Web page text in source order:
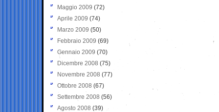
Maggio 2009 (72)
Aprile 2009 (74)
Marzo 2009 (50)
Febbraio 2009 (69)
Gennaio 2009 (70)
Dicembre 2008 (75)
Novembre 2008 (77)
Ottobre 2008 (67)
Settembre 2008 (56)
Agosto 2008 (39)